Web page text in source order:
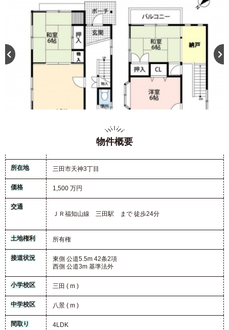
物件概要
所在地 三田市天神3丁目
価格 1,500 万円
交通
ＪＲ福知山線 三田駅 まで 徒歩24分
土地権利 所有権
接道状況
東側 公道5.5m 42条2項
西側 公道3m 基準法外
小学校区 三田 ( m )
中学校区 八景 ( m )
間取り 4LDK